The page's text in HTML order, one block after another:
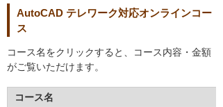
AutoCAD テレワーク対応オンラインコー
ス
コース名をクリックすると、コース内容・金額
がご覧いただけます。
コース名